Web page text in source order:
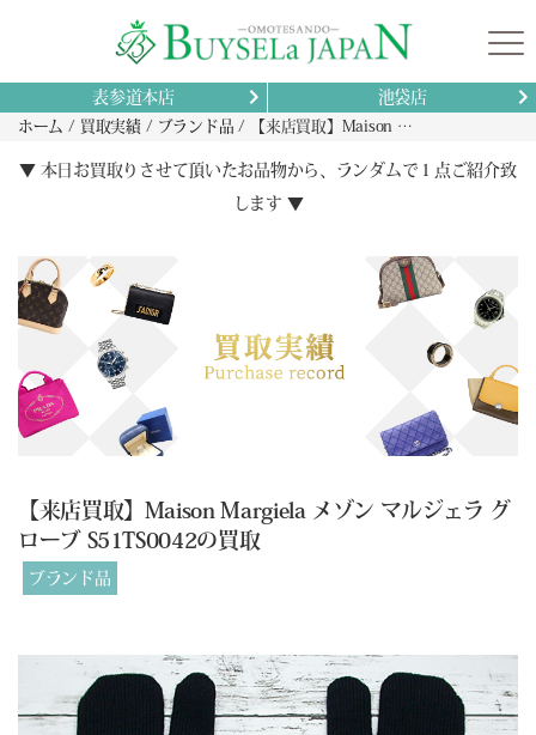
表参道本店 池袋店
ホーム 買取実績 ブランド品 【来店買取】Maison Margiela メゾン マルジェラ グローブ S51TS0042の買取
▼ 本日お買取りさせて頂いたお品物から、ランダムで１点ご紹介致
します ▼
【来店買取】Maison Margiela メゾン マルジェラ グ
ローブ S51TS0042の買取
ブランド品